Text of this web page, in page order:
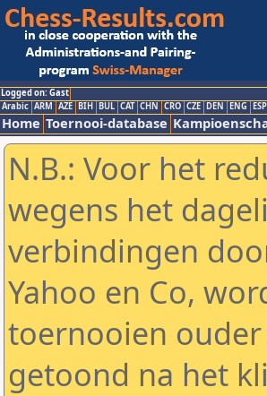
Logged on: Gast
Arabic ARM AZE BIH BUL CAT CHN CRO CZE DEN ENG ESP
Home Toernooi-database
N.B.: Voor het
wegens het
verbindingen
Yahoo en Co,
toernooien
getoond na het